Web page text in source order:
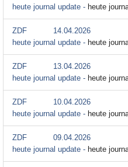
heute journal update - heute journal
ZDF
14.04.2026
heute journal update - heute journal
ZDF
13.04.2026
heute journal update - heute journal
ZDF
10.04.2026
heute journal update - heute journal
ZDF
09.04.2026
heute journal update - heute